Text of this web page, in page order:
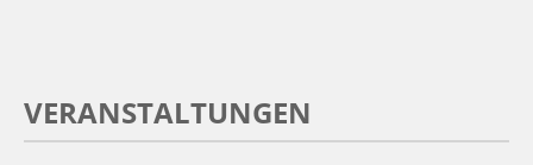
VERANSTALTUNGEN